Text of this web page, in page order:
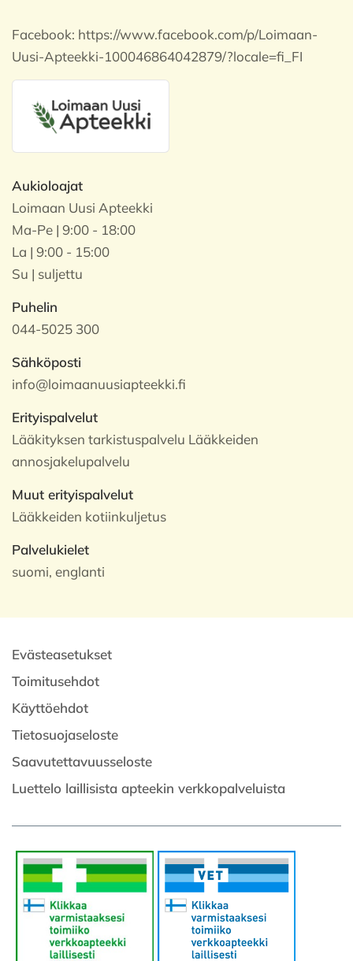
Facebook: https://www.facebook.com/p/Loimaan-
Uusi-Apteekki-100046864042879/?locale=fi_FI
Aukioloajat
Loimaan Uusi Apteekki
Ma-Pe | 9:00 - 18:00
La | 9:00 - 15:00
Su | suljettu
Puhelin
044-5025 300
Sähköposti
info@loimaanuusiapteekki.fi
Erityispalvelut
Lääkityksen tarkistuspalvelu Lääkkeiden
annosjakelupalvelu
Muut erityispalvelut
Lääkkeiden kotiinkuljetus
Palvelukielet
suomi, englanti
Evästeasetukset
Toimitusehdot
Käyttöehdot
Tietosuojaseloste
Saavutettavuusseloste
Luettelo laillisista apteekin verkkopalveluista